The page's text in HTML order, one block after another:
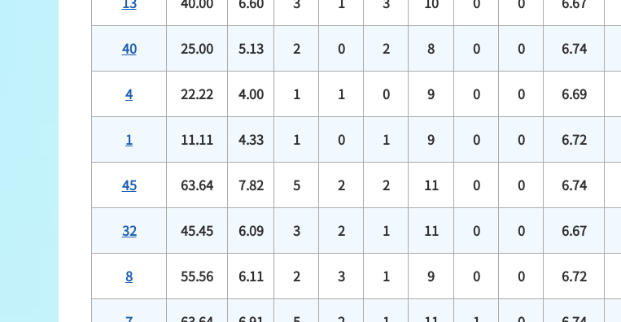
40 25.00 5.13 2 0 2 8 0 0 6.74
4 22.22 4.00 1 1 0 9 0 0 6.69
1 11.11 4.33 1 0 1 9 0 0 6.72
45 63.64 7.82 5 2 2 11 0 0 6.74
32 45.45 6.09 3 2 1 11 0 0 6.67
8 55.56 6.11 2 3 1 9 0 0 6.72